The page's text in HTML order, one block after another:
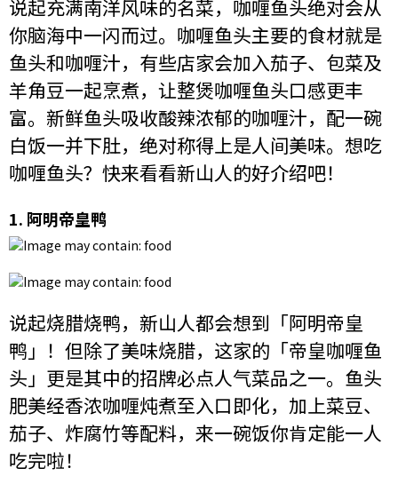
说起充满南洋风味的名菜，咖喱鱼头绝对会从
你脑海中一闪而过。咖喱鱼头主要的食材就是
鱼头和咖喱汁，有些店家会加入茄子、包菜及
羊角豆一起烹煮，让整煲咖喱鱼头口感更丰
富。新鲜鱼头吸收酸辣浓郁的咖喱汁，配一碗
白饭一并下肚，绝对称得上是人间美味。想吃
咖喱鱼头？快来看看新山人的好介绍吧！
1. 阿明帝皇鸭
说起烧腊烧鸭，新山人都会想到「阿明帝皇
鸭」！但除了美味烧腊，这家的「帝皇咖喱鱼
头」更是其中的招牌必点人气菜品之一。鱼头
肥美经香浓咖喱炖煮至入口即化，加上菜豆、
茄子、炸腐竹等配料，来一碗饭你肯定能一人
吃完啦！